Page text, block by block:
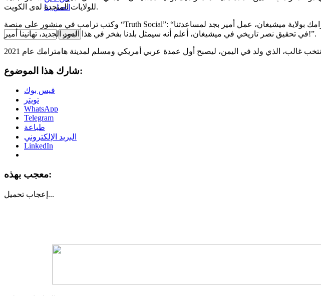
اتصل بنا
للولايات المتحدة لدى الكويت.
وكتب ترامب في منشور على منصة “Truth Social”: “بصفته عمدة مدينة هامترامك بولاية ميشيغان، عمل أمير بجد لمساعدتنا
في تحقيق نصر تاريخي في ميشيغان، أعلم أنه سيمثل بلدنا بفخر في هذا الدور الجديد، تهانينا أمير!”.
شارك هذا الموضوع:
فيس بوك
تويتر
WhatsApp
Telegram
طباعة
البريد الإلكتروني
LinkedIn
معجب بهذه:
إعجاب تحميل...